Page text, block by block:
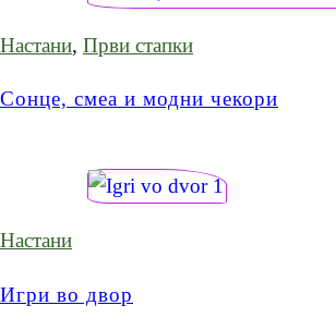
Настани, Први стапки
Сонце, смеа и модни чекори
Настани
Игри во двор